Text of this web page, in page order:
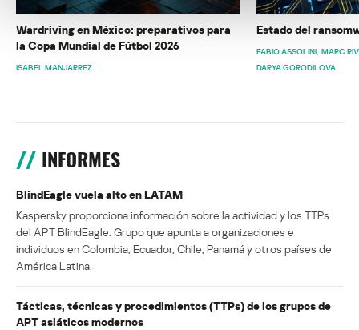
Wardriving en México: preparativos para
la Copa Mundial de Fútbol 2026
ISABEL MANJARREZ
Estado del
FABIO ASSOLINI MARC
DARYA GORODILOVA
INFORMES
BlindEagle vuela alto en LATAM
Kaspersky proporciona información sobre la actividad y los TTPs
del APT BlindEagle. Grupo que apunta a organizaciones e
individuos en Colombia, Ecuador, Chile, Panamá y otros países de
América Latina.
Tácticas, técnicas y procedimientos (TTPs) de los grupos de
APT asiáticos modernos